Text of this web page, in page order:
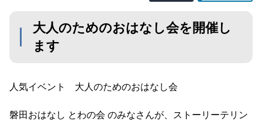
大人のためのおはなし会を開催し
ます
人気イベント 大人のためのおはなし会
磐田おはなし とわの会 のみなさんが、ストーリーテリン